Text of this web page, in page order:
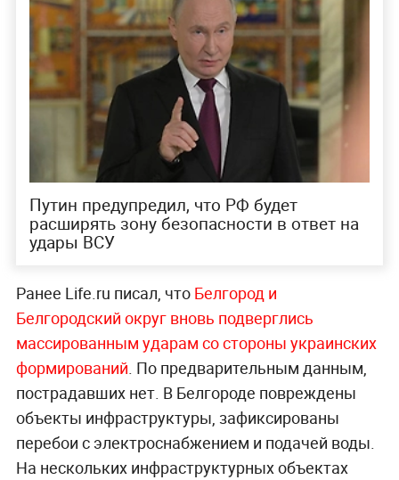
Путин предупредил, что РФ будет
расширять зону безопасности в ответ на
удары ВСУ
Ранее Life.ru писал, что Белгород и
Белгородский округ вновь подверглись
массированным ударам со стороны украинских
формирований. По предварительным данным,
пострадавших нет. В Белгороде повреждены
объекты инфраструктуры, зафиксированы
перебои с электроснабжением и подачей воды.
На нескольких инфраструктурных объектах